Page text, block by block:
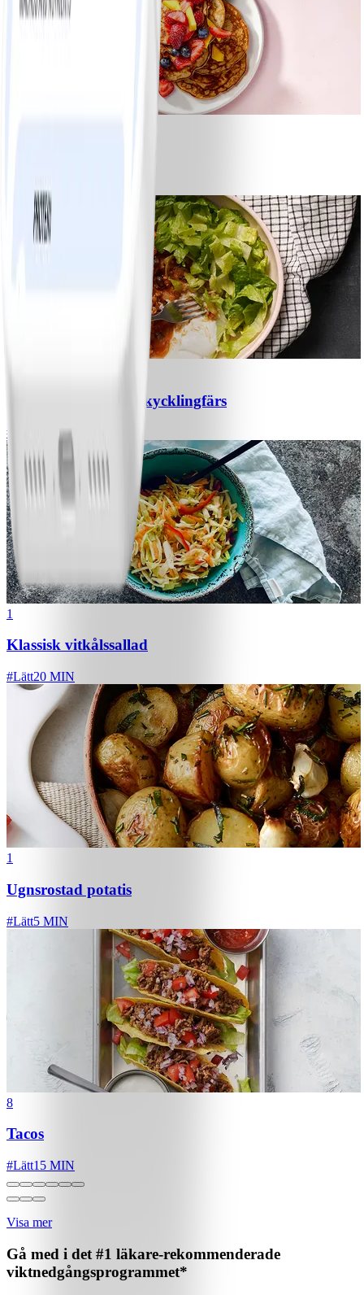
5 MIN
Chili con carne med kycklingfärs
#
1
Klassisk vitkålssallad
#Lätt20 MIN
1
Ugnsrostad potatis
#Lätt5 MIN
8
Tacos
#Lätt15 MIN
Visa mer
Gå med i det #1 läkare-rekommenderade
viktnedgångsprogrammet*